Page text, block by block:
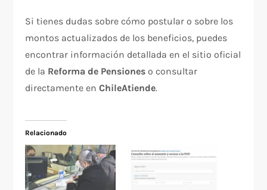
Si tienes dudas sobre cómo postular o sobre los
montos actualizados de los beneficios, puedes
encontrar información detallada en el sitio oficial
de la Reforma de Pensiones o consultar
directamente enChileAtiende.
Relacionado